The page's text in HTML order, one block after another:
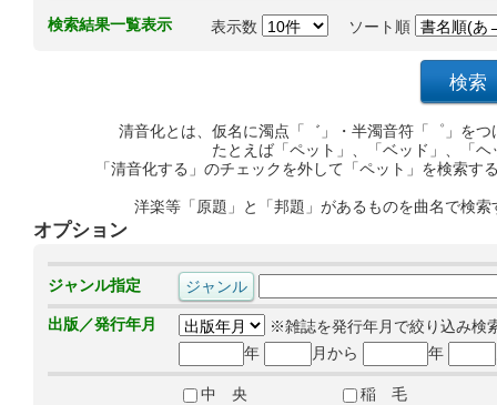
検索結果一覧表示 表示数 ソート順
清音化とは、仮名に濁点「゛」・半濁音符「゜」を
たとえば「ペット」、「ベッド」、「
「清音化する」のチェックを外して「ペット」を検索
洋楽等「原題」と「邦題」があるものを曲名で検
オプション
ジャンル指定
出版／発行年月
※雑誌を発行年月で絞り込み検
年
月から 年
中 央
稲 毛